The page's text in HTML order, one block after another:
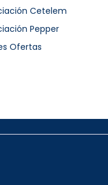
Cetelem
Pepper
Ofertas